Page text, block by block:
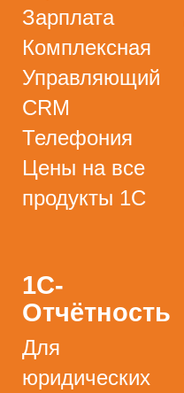
Зарплата
Комплексная
Управляющий
CRM
Телефония
Цены на все
продукты 1С
1С-
Отчётность
Для
юридических